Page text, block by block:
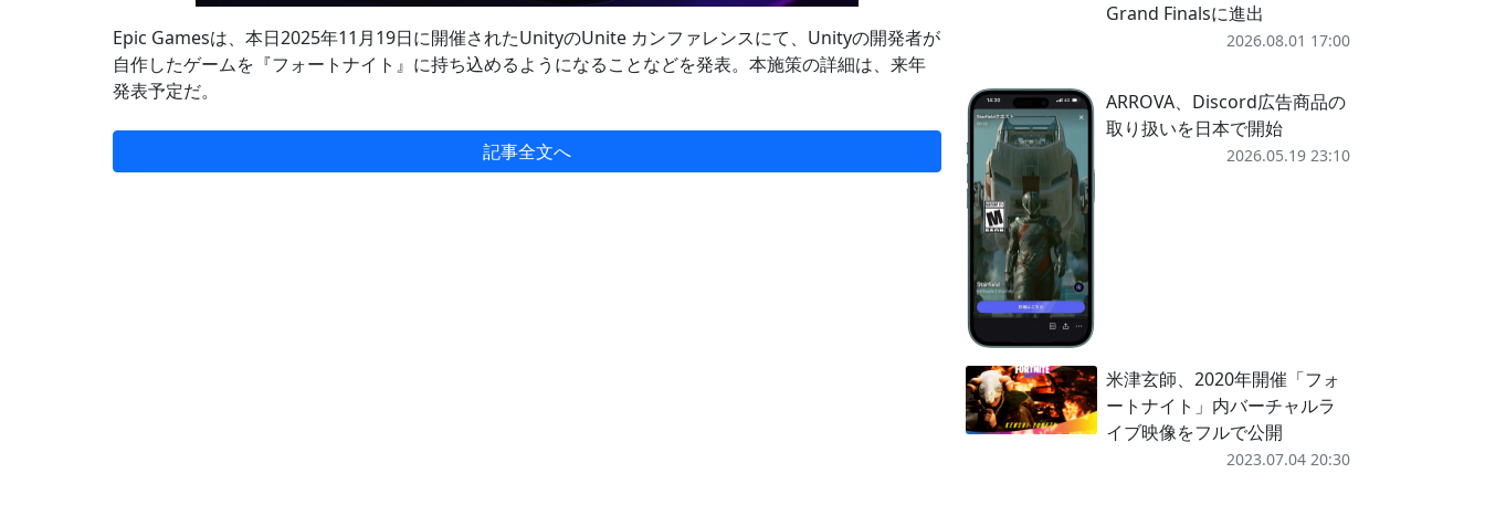
Epic Gamesは、本日2025年11月19日に開催されたUnityのUnite カンファレンスにて、Unityの開発者が
自作したゲームを『フォートナイト』に持ち込めるようになることなどを発表。本施策の詳細は、来年
発表予定だ。
記事全文へ
Grand Finalsに進出
2026.08.01 17:00
ARROVA、Discord広告商品の
取り扱いを日本で開始
2026.05.19 23:10
米津玄師、2020年開催「フォ
ートナイト」内バーチャルラ
イブ映像をフルで公開
2023.07.04 20:30